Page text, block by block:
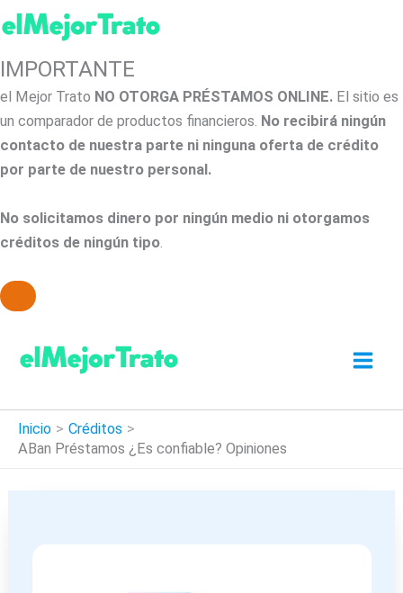
IMPORTANTE
el Mejor Trato NO OTORGA PRÉSTAMOS ONLINE. El sitio es
un comparador de productos financieros. No recibirá ningún
contacto de nuestra parte ni ninguna oferta de crédito
por parte de nuestro personal.
No solicitamos dinero por ningún medio ni otorgamos
créditos de ningún tipo.
contenido
Inicio
Créditos
ABan Préstamos ¿Es confiable? Opiniones